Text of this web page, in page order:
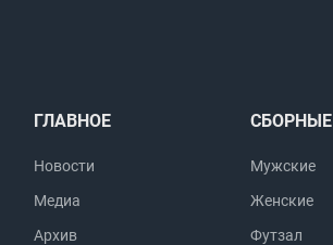
ГЛАВНОЕ
Новости
Медиа
Архив
СБОРНЫЕ
Мужские
Женские
Футзал